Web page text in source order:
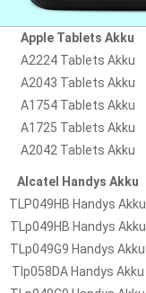
Apple Tablets Akku
A2224 Tablets Akku
A2043 Tablets Akku
A1754 Tablets Akku
A1725 Tablets Akku
A2042 Tablets Akku
Alcatel Handys Akku
TLP049HB Handys Akku
TLp049HB Handys Akku
TLp049G9 Handys Akku
Tlp058DA Handys Akku